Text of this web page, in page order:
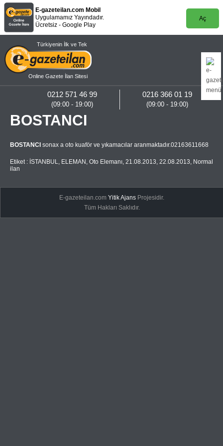
E-gazeteilan.com Mobil
Uygulamamız Yayındadır.
Ücretsiz - Google Play
Aç
Türkiyenin İlk ve Tek
Online Gazete İlan Sitesi
0216 366 01 19
(09:00 - 19:00)
0212 571 46 99
(09:00 - 19:00)
BOSTANCI
BOSTANCI sonax a oto kuaför ve yıkamacılar aranmaktadır.02163611668
Etiket : İSTANBUL, ELEMAN , Oto Elemanı, 21.08.2013, 22.08.2013, Normal
ilan
E-gazeteilan.comYitik Ajans Projesidir.
Tüm Hakları Saklıdır.